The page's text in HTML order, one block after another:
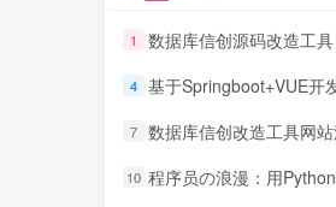
1 数据库信创源码改造工
4 基于Springboot+VUE开
7 数据库信创改造工具网
10 程序员の浪漫：用